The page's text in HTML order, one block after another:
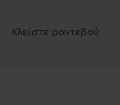
Κλείστε ραντεβού